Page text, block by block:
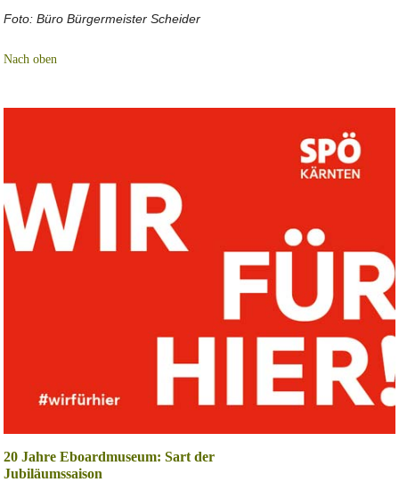
Foto: Büro Bürgermeister Scheider
Nach oben
20 Jahre Eboardmuseum: Sart der
Jubiläumssaison